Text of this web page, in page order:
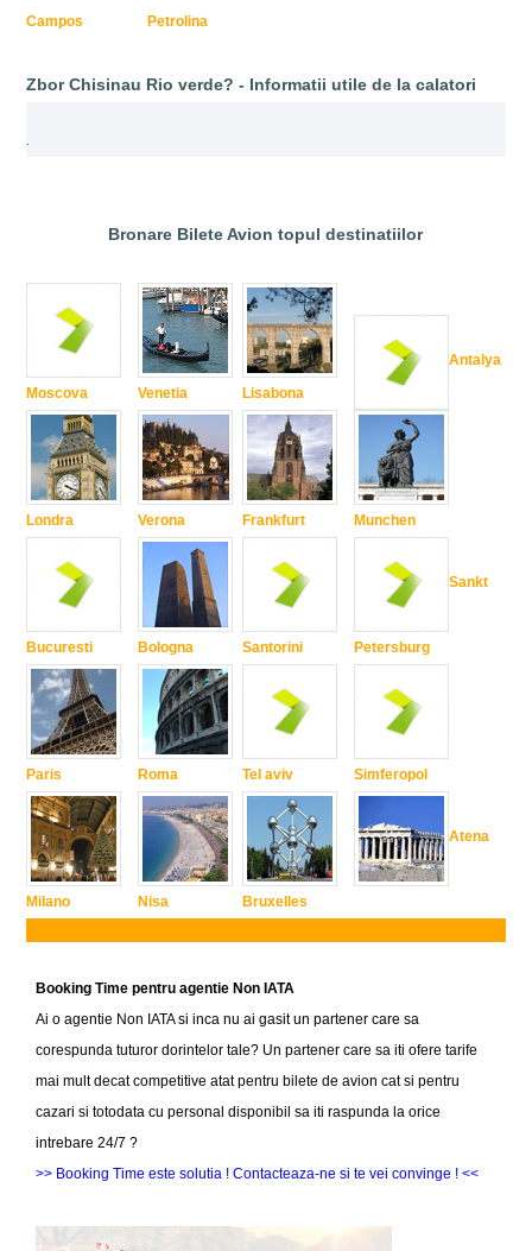
Campos
Petrolina
Zbor Chisinau Rio verde? - Informatii utile de la calatori
.
Bronare Bilete Avion topul destinatiilor
Moscova
Londra
Bucuresti
Paris
Milano
Venetia
Verona
Bologna
Roma
Nisa
Lisabona
Frankfurt
Santorini
Tel aviv
Bruxelles
Antalya
Munchen
Sankt
Petersburg
Simferopol
Atena
Booking Time pentru agentie Non IATA
Ai o agentie Non IATA si inca nu ai gasit un partener care sa
corespunda tuturor dorintelor tale? Un partener care sa iti ofere tarife
mai mult decat competitive atat pentru bilete de avion cat si pentru
cazari si totodata cu personal disponibil sa iti raspunda la orice
intrebare 24/7 ?
>> Booking Time este solutia ! Contacteaza-ne si te vei convinge ! <<